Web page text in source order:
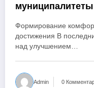
муниципалитеты
Формирование
достижения В
над улучшением…
Admin 0